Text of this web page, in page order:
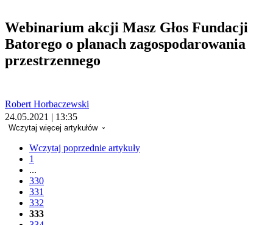
Webinarium akcji Masz Głos Fundacji
Batorego o planach zagospodarowania
przestrzennego
Robert Horbaczewski
24.05.2021 | 13:35
Wczytaj więcej artykułów
Wczytaj poprzednie artykuły
1
...
330
331
332
333